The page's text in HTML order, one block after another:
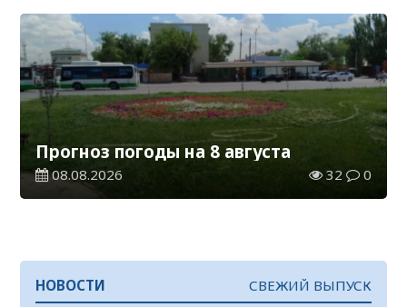
Прогноз погоды на 8 августа
08.08.2026 32 0
НОВОСТИ СВЕЖИЙ ВЫПУСК